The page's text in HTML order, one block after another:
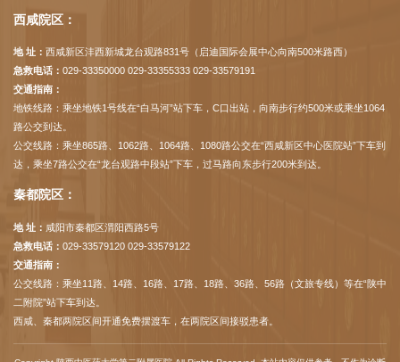
西咸院区：
地 址： 西咸新区沣西新城龙台观路831号（启迪国际会展中心向南500米路西）
急救电话： 029-33350000 029-33355333 029-33579191
交通指南：
地铁线路：乘坐地铁1号线在“白马河”站下车，C口出站，向南步行约500米或乘坐1064
路公交到达。
公交线路：乘坐865路、1062路、1064路、1080路公交在“西咸新区中心医院站”下车到
达，乘坐7路公交在“龙台观路中段站”下车，过马路向东步行200米到达。
秦都院区：
地 址： 咸阳市秦都区渭阳西路5号
急救电话： 029-33579120 029-33579122
交通指南：
公交线路：乘坐11路、14路、16路、17路、18路、36路、56路（文旅专线）等在“陕中
二附院”站下车到达。
西咸、秦都两院区间开通免费摆渡车，在两院区间接驳患者。